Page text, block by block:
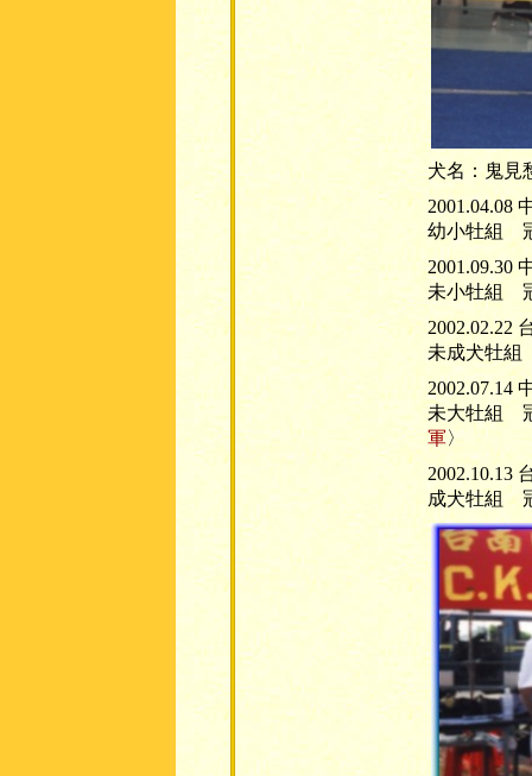
犬名：鬼見
2001.04.08
幼小牡組
2001.09.30
未小牡組
2002.02.22
未成犬牡
2002.07.14
未大牡組
軍〉
2002.10.13
成犬牡組